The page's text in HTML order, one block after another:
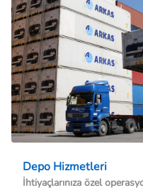
Depo Hizmetleri
İhtiyaçlarınıza özel